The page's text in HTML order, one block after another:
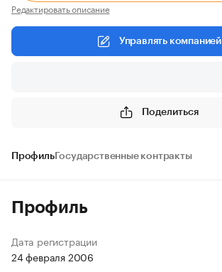
Редактировать описание
Управлять компанией
Поделиться
ПрофильГосударственные контракты
Профиль
Дата регистрации
24 февраля 2006